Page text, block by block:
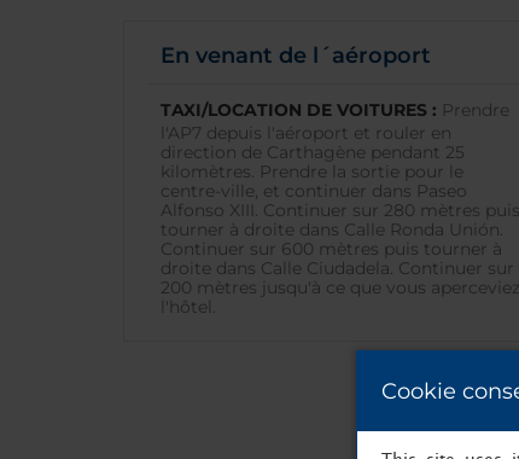
En venant de l´aéroport
TAXI/LOCATION DE VOITURES : Prendre
l'AP7 depuis l'aéroport et rouler en
direction de Carthagène pendant 25
kilomètres. Prendre la sortie pour le
centre-ville, et continuer dans Paseo
Alfonso XIII. Continuer sur 280 mètres puis
tourner à droite dans Calle Ronda Unión.
Continuer sur 600 mètres puis tourner à
droite dans Calle Ciudadela. Continuer sur
200 mètres jusqu'à ce que vous aperceviez
l'hôtel.
Cookie